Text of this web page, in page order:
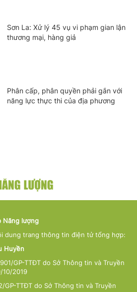
Sơn La: Xử lý 45 vụ vi phạm gian lận
thương mại, hàng giả
Phân cấp, phân quyền phải gắn với
năng lực thực thi của địa phương
Năng lượng
dung trang thông tin điện tử tổng hợp:
Huyền
GP-TTĐT do Sở Thông tin và Truyền
10/2019
GP-TTĐT do Sở Thông tin và Truyền